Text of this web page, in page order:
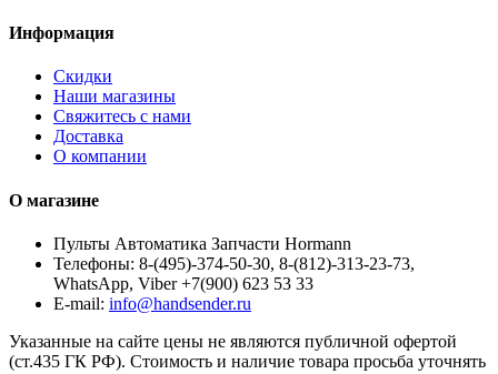
Информация
Скидки
Наши магазины
Свяжитесь с нами
Доставка
О компании
О магазине
Пульты Автоматика Запчасти Hormann
Телефоны: 8-(495)-374-50-30, 8-(812)-313-23-73,
WhatsApp, Viber +7(900) 623 53 33
E-mail: info@handsender.ru
Указанные на сайте цены не являются публичной офертой
(ст.435 ГК РФ). Стоимость и наличие товара просьба уточнять